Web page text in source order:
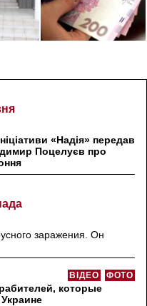
«Надія» передав
Поцелуєв про
заражения. Он
ФОТО
ВІДЕО
которые